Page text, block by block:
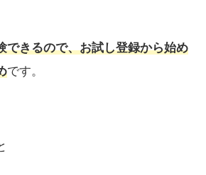
できるので、お試し登録から始め
です。